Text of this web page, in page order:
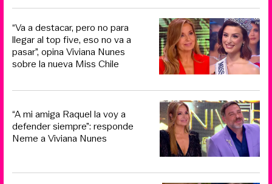
“Va a destacar, pero no para
llegar al top five, eso no va a
pasar”, opina Viviana Nunes
sobre la nueva Miss Chile
“A mi amiga Raquel la voy a
defender siempre”: responde
Neme a Viviana Nunes